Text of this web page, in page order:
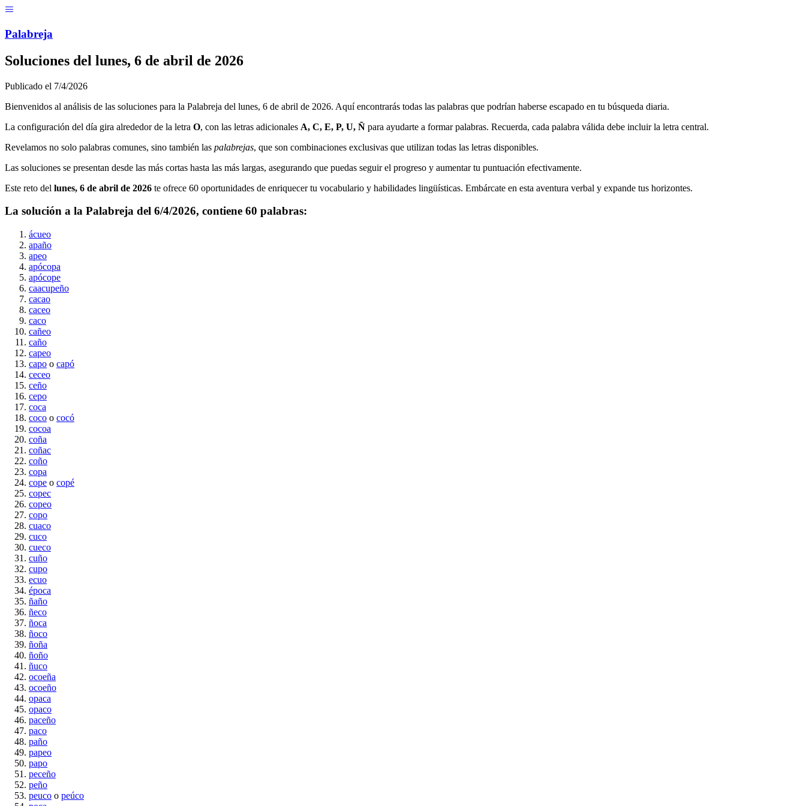
Palabreja
Soluciones del lunes, 6 de abril de 2026
Publicado el 7/4/2026
Bienvenidos al análisis de las soluciones para la Palabreja del lunes, 6 de abril de 2026. Aquí encontrarás todas las palabras que podrían haberse escapado en tu búsqueda diaria.
La configuración del día gira alrededor de la letra O, con las letras adicionales A, C, E, P, U, Ñ para ayudarte a formar palabras. Recuerda, cada palabra válida debe incluir la letra central.
Revelamos no solo palabras comunes, sino también las palabrejas, que son combinaciones exclusivas que utilizan todas las letras disponibles.
Las soluciones se presentan desde las más cortas hasta las más largas, asegurando que puedas seguir el progreso y aumentar tu puntuación efectivamente.
Este reto del lunes, 6 de abril de 2026 te ofrece 60 oportunidades de enriquecer tu vocabulario y habilidades lingüísticas. Embárcate en esta aventura verbal y expande tus horizontes.
La solución a la Palabreja del 6/4/2026, contiene 60 palabras:
ácueo
apaño
apeo
apócopa
apócope
caacupeño
cacao
caceo
caco
cañeo
caño
capeo
capo o capó
ceceo
ceño
cepo
coca
coco o cocó
cocoa
coña
coñac
coño
copa
cope o copé
copec
copeo
copo
cuaco
cuco
cueco
cuño
cupo
ecuo
época
ñaño
ñeco
ñoca
ñoco
ñoña
ñoño
ñuco
ocoeña
ocoeño
opaca
opaco
paceño
paco
paño
papeo
papo
peceño
peño
peuco o peúco